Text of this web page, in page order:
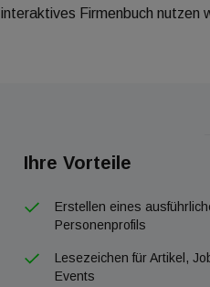
interaktives Firmenbuch nutzen
Ihre Vorteile
Erstellen eines
Personenprofils
Lesezeichen für Artikel,
Events